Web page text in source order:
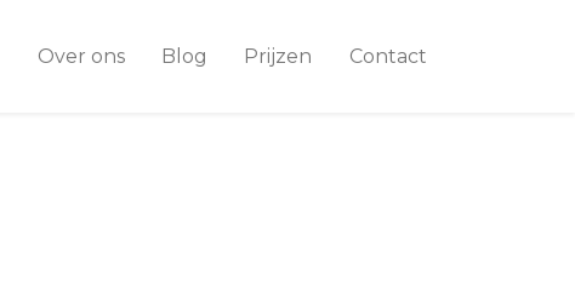
Over ons Blog Prijzen Contact